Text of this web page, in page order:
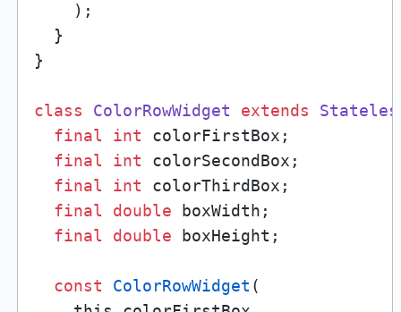
    );
  }
}
class ColorRowWidget extends
final
int colorFirstBox;
final
int colorSecondBox;
final
int colorThirdBox;
final
double boxWidth;
final
double boxHeight;
const ColorRowWidget (